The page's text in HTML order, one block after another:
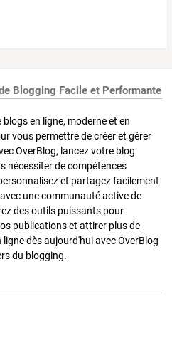
Blogging Facile et Performante
en ligne, moderne et en
vous permettre de créer et gérer
OverBlog, lancez votre blog
nécessiter de compétences
et partagez facilement
une communauté active de
des outils puissants pour
publications et attirer plus de
dès aujourd'hui avec OverBlog
du blogging.